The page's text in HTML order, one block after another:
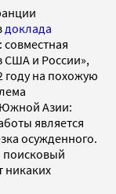
доклада
США и России»,
году на похожую
Южной Азии:
является
осужденного.
поисковый
никаких